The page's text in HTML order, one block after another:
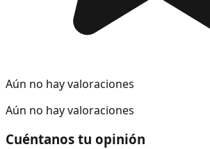
Aún no hay valoraciones
Aún no hay valoraciones
Cuéntanos tu opinión